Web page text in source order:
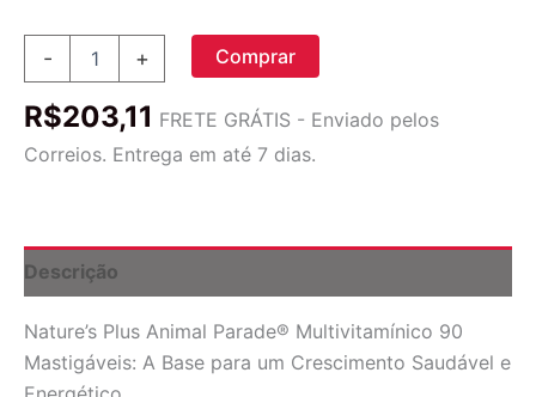
-
Parade®
90
Infantil
Completa
+ Comprar
R$203,11 FRETE GRÁTIS - Enviado pelos
Correios. Entrega em até 7 dias.
Descrição
Nature’s Plus Animal Parade® Multivitamínico 90
Mastigáveis: A Base para um Crescimento Saudável e